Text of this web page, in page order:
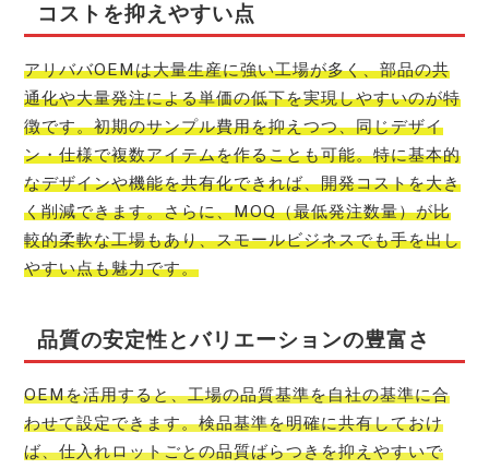
コストを抑えやすい点
アリババOEMは大量生産に強い工場が多く、部品の共
通化や大量発注による単価の低下を実現しやすいのが特
徴です。初期のサンプル費用を抑えつつ、同じデザイ
ン・仕様で複数アイテムを作ることも可能。特に基本的
なデザインや機能を共有化できれば、開発コストを大き
く削減できます。さらに、MOQ（最低発注数量）が比
較的柔軟な工場もあり、スモールビジネスでも手を出し
やすい点も魅力です。
品質の安定性とバリエーションの豊富さ
OEMを活用すると、工場の品質基準を自社の基準に合
わせて設定できます。検品基準を明確に共有しておけ
ば、仕入れロットごとの品質ばらつきを抑えやすいで